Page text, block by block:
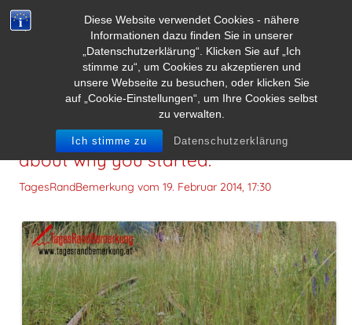
Diese Website verwendet Cookies - nähere
Informationen dazu finden Sie in unserer
„Datenschutzerklärung“. Klicken Sie auf „Ich
stimme zu“, um Cookies zu akzeptieren und
unsere Webseite zu besuchen, oder klicken Sie
auf „Cookie-Einstellungen“, um Ihre Cookies selbst
zu verwalten.
Ich stimme zu Datenschutzerklärung
When you feel like quitting: Think
about why you started.
TagesRandBemerkung vom 19. Februar 2014, 17:30